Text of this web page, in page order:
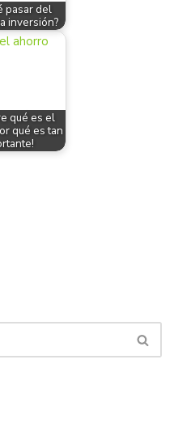
pasar del
inversión?
qué es el
qué es tan